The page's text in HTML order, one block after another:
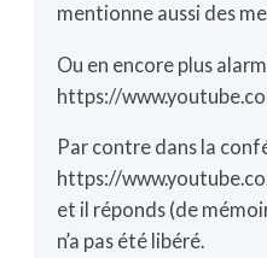
mentionne aussi des
Ou en encore plus
https://
Par contre dans la
https://
et il réponds (de
n’a pas été libéré.